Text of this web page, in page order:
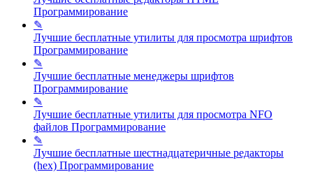
Программирование
✎
Лучшие бесплатные утилиты для просмотра шрифтов
Программирование
✎
Лучшие бесплатные менеджеры шрифтов
Программирование
✎
Лучшие бесплатные утилиты для просмотра NFO
файлов Программирование
✎
Лучшие бесплатные шестнадцатеричные редакторы
(hex) Программирование